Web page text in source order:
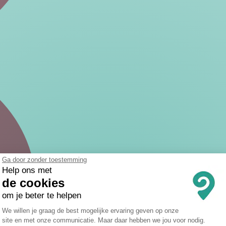
Ga door zonder toestemming
Help ons met
de cookies
om je beter te helpen
Toestemmingsbeheerplatform:
We willen je graag de best mogelijke ervaring geven op onze
site en met onze communicatie. Maar daar hebben we jou voor nodig.